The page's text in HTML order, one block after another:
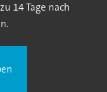
14 Tage nach